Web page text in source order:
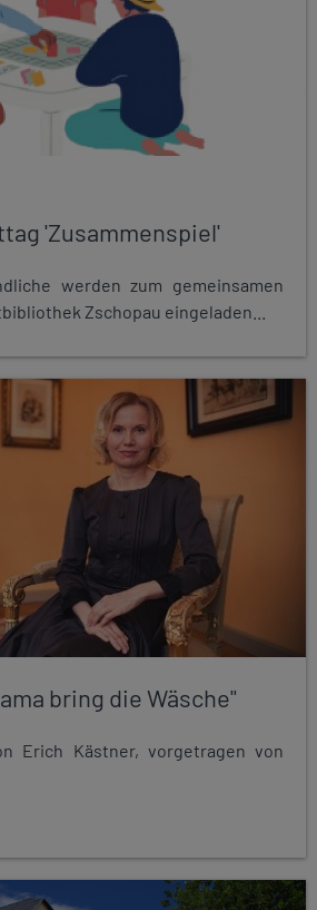
'Zusammenspiel'
werden zum gemeinsamen
Zschopau eingeladen...
bring die Wäsche"
Erich Kästner, vorgetragen von